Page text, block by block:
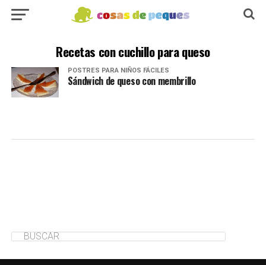
Recetas con cuchillo para queso
POSTRES PARA NIÑOS FÁCILES
Sándwich de queso con membrillo